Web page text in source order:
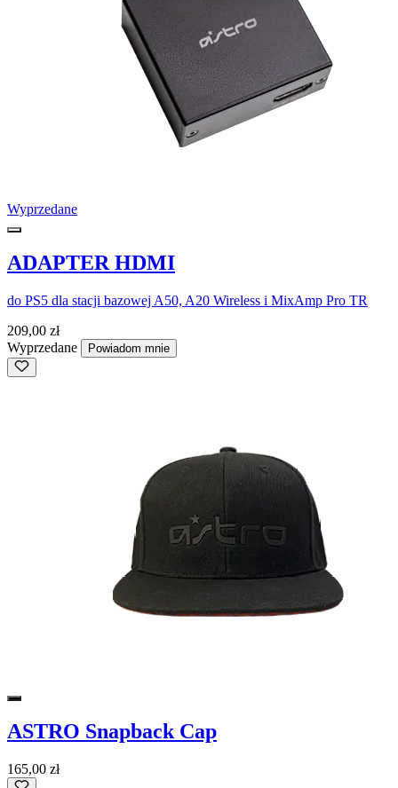
Wyprzedane
ADAPTER HDMI
do PS5 dla stacji bazowej A50, A20 Wireless i MixAmp Pro TR
209,00 zł
Wyprzedane
Powiadom mnie
ASTRO Snapback Cap
165,00 zł